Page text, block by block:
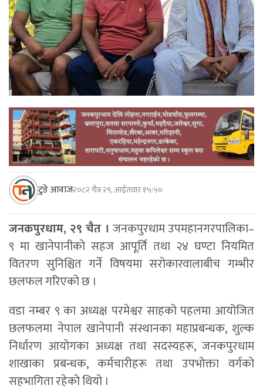
टुडे आवाज२०८२ चैत्र २९, आईतवार १५:५०
जनकपुरधाम, २९ चैत । जनकपुरधाम उपमहानगरपालिका–
९ मा खानेपानीको सहज आपूर्ति तथा २४ घण्टा नियमित
वितरण सुनिश्चित गर्ने विषयमा सरोकारवालाबीच गम्भीर
छलफल गरिएको छ ।
वडा नम्बर ९ का अध्यक्ष परमेश्वर साहको पहलमा आयोजित
छलफलमा नेपाल खानेपानी संस्थानका महाप्रबन्धक, शुल्क
निर्धारण आयोगका अध्यक्ष तथा सदस्यहरू, जनकपुरधाम
शाखाका प्रबन्धक, कर्मचारीहरू तथा उपभोक्ता वर्गको
सहभागिता रहेको थियो ।